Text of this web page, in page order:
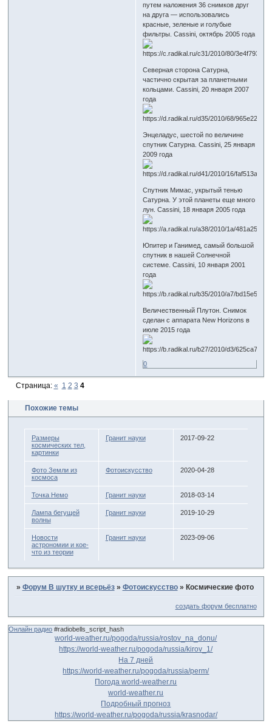
путем наложения 36 снимков друг
на друга — использовались
красные, зеленые и голубые
фильтры. Cassini, октябрь 2005 года
Северная сторона Сатурна,
частично скрытая за планетными
кольцами. Cassini, 20 января 2007
года
Энцеладус, шестой по величине
спутник Сатурна. Cassini, 25 января
2009 года
Спутник Мимас, укрытый тенью
Сатурна. У этой планеты еще много
лун. Cassini, 18 января 2005 года
Юпитер и Ганимед, самый большой
спутник в нашей Солнечной
системе. Cassini, 10 января 2001
года
Величественный Плутон. Снимок
сделан с аппарата New Horizons в
июле 2015 года
0
Страница: « 1 2 3 4
Похожие темы
Размеры
космических тел,
картинки
Гранит науки 2017-09-22
Фото Земли из
космоса
Фотоискусство 2020-04-28
Точка Немо Гранит науки 2018-03-14
Лампа бегущей
волны
Гранит науки 2019-10-29
Новости
астрономии и кое-
что из теории
Гранит науки 2023-09-06
» Форум В шутку и всерьёз » Фотоискусство » Космические фото
создать форум бесплатно
Онлайн радио #radiobells_script_hash
world-weather.ru/pogoda/russia/rostov_na_donu/
https://world-weather.ru/pogoda/russia/kirov_1/
На 7 дней
https://world-weather.ru/pogoda/russia/perm/
Погода world-weather.ru
world-weather.ru
Подробный прогноз
https://world-weather.ru/pogoda/russia/krasnodar/